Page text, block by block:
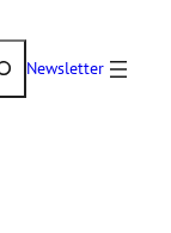
Newsletter